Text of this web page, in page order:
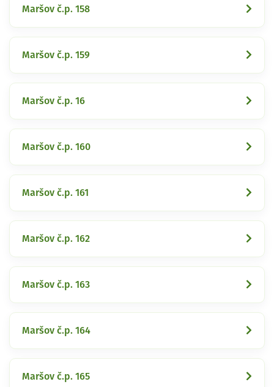
Maršov č.p. 158
Maršov č.p. 159
Maršov č.p. 16
Maršov č.p. 160
Maršov č.p. 161
Maršov č.p. 162
Maršov č.p. 163
Maršov č.p. 164
Maršov č.p. 165